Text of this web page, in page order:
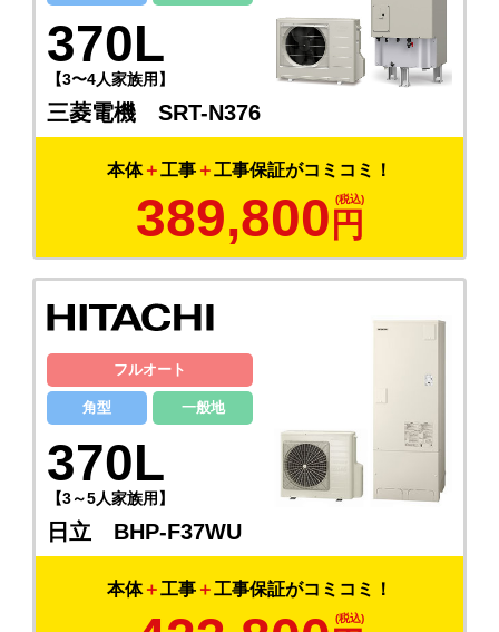
370L
【3〜4人家族用】
三菱電機 SRT-N376
本体＋工事 ＋工事保証がコミコミ！
389,800 円
フルオート
角型 一般地
370L
【3～5人家族用】
日立 BHP-F37WU
本体＋工事 ＋工事保証がコミコミ！